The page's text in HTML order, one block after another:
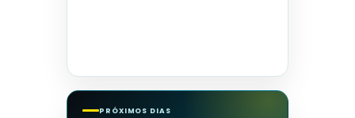
PRÓXIMOS DIAS